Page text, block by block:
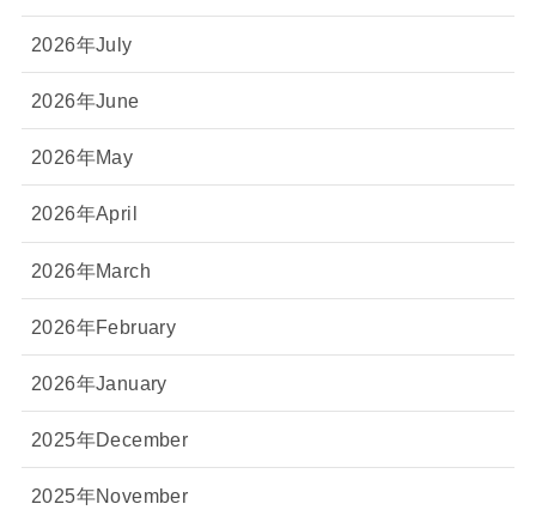
2026年July
2026年June
2026年May
2026年April
2026年March
2026年February
2026年January
2025年December
2025年November